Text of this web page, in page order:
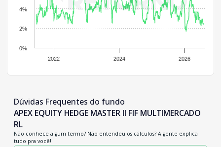
2022 2024 2026
0%
2%
4%
Dúvidas Frequentes do fundo
APEX EQUITY HEDGE MASTER II FIF MULTIMERCADO
RL
Não conhece algum termo? Não entendeu os cálculos? A gente explica
tudo pra você!